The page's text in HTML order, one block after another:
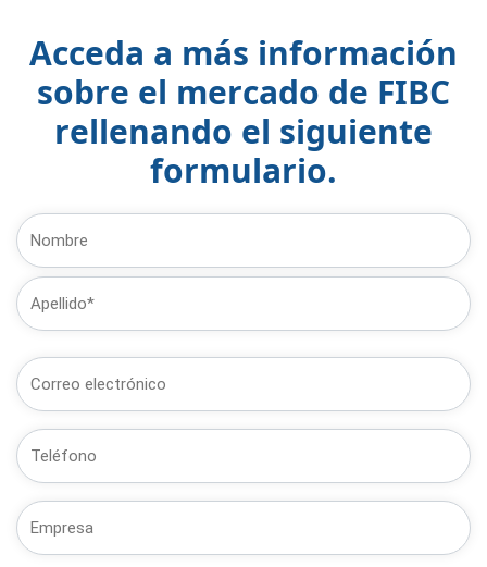
Acceda a más información
sobre el mercado de FIBC
rellenando el siguiente
formulario.
Nombre
Nombre
Correo
electrónico
Teléfono
Empresa